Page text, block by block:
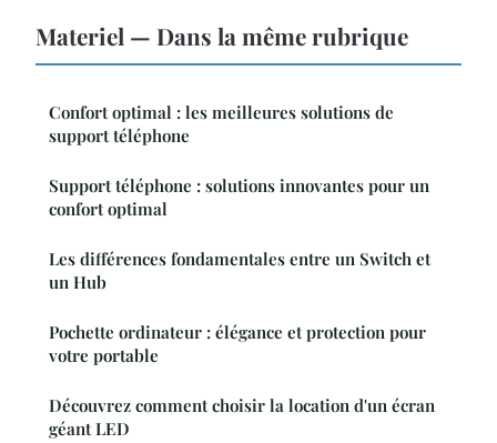
Materiel — Dans la même rubrique
Confort optimal : les meilleures solutions de
support téléphone
Support téléphone : solutions innovantes pour un
confort optimal
Les différences fondamentales entre un Switch et
un Hub
Pochette ordinateur : élégance et protection pour
votre portable
Découvrez comment choisir la location d'un écran
géant LED